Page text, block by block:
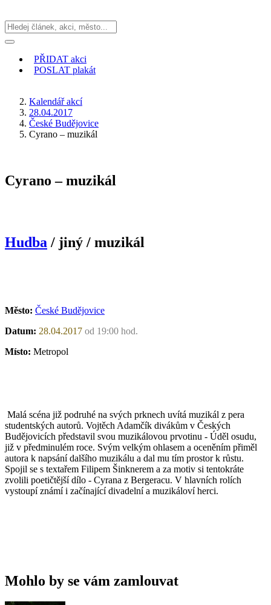
PŘIDAT akci
POSLAT plakát
Kalendář akcí
28.04.2017
České Budějovice
Cyrano – muzikál
Cyrano – muzikál
Hudba / jiný / muzikál
Město: České Budějovice
Datum: 28.04.2017 od 19:00 hod.
Místo: Metropol
Malá scéna již podruhé na svých prknech uvítá muzikál z pera
studentských autorů. Vojtěch Adamčík divákům v Českých
Budějovicích představil svou muzikálovou prvotinu - Úděl osudu,
již v předminulém roce. Svým velkým ohlasem a oceněním přiměl
autora k napsání dalšího muzikálu a dal mu tím prostor k růstu.
Spojil se s textařem Filipem Šinknerem a za motiv si tentokráte
zvolili poetičtější dílo - Cyrana z Bergeracu. V hlavních rolích
vystoupí známí i začínající divadelní a muzikáloví herci.
Mohlo by se vám zamlouvat